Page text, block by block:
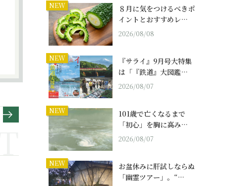
NEW
８月に気をつけるべきポ
イントとおすすめレ…
2026/08/08
NEW
『サライ』9月号大特集
は「『鉄道』大図鑑…
2026/08/07
NEW
101歳で亡くなるまで
「初心」を胸に高み…
2026/08/07
NEW
お盆休みに肝試しならぬ
「幽霊ツアー」。“…